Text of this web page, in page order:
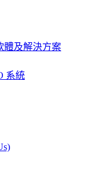
體及解決方案
系統